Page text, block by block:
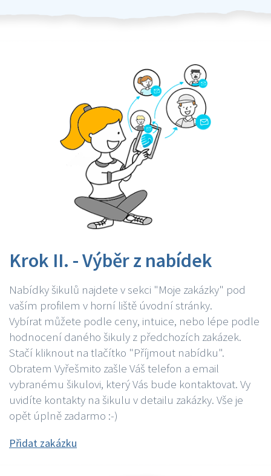
Krok II. - Výběr z nabídek
Nabídky šikulů najdete v sekci "Moje zakázky" pod
vaším profilem v horní liště úvodní stránky.
Vybírat můžete podle ceny, intuice, nebo lépe podle
hodnocení daného šikuly z předchozích zakázek.
Stačí kliknout na tlačítko "Příjmout nabídku".
Obratem Vyřešmito zašle Váš telefon a email
vybranému šikulovi, který Vás bude kontaktovat. Vy
uvidíte kontakty na šikulu v detailu zakázky. Vše je
opět úplně zadarmo :-)
Přidat zakázku